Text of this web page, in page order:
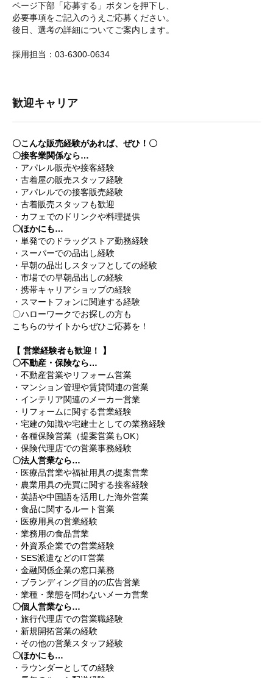
ページ下部「応募する」ボタンを押下し、
必要事項をご記入のうえご応募ください。
後日、選考の詳細についてご案内します。
採用担当：03-6300-0634
歓迎キャリア
〇こんな販売経験があれば、ぜひ！〇
〇接客業関係なら…
・アパレル販売や接客経験
・古着屋の販売スタッフ経験
・アパレルでの接客販売経験
・古着販売スタッフも歓迎
・カフェでのドリンクや料理提供
〇ほかにも…
・単発でのドラッグストア勤務経験
・スーパーでの品出し経験
・早朝の品出しスタッフとしての経験
・市場での早朝品出しの経験
・携帯キャリアショップの経験
・スマートフォンに関連する経験
〇ハローワークでお探しの方も
こちらのサイトからぜひご応募を！
【 営業経験者も歓迎！ 】
〇不動産・保険なら…
・不動産営業やリフォーム営業
・マンション管理や賃貸関連の営業
・インテリア関連のメーカー営業
・リフォームに関する営業経験
・宅建の知識や宅建士としての業務経験
・各種保険営業（提案営業もOK）
・保険代理店での営業事務経験
〇法人営業なら…
・医療品営業や福祉用具の提案営業
・農業用具の売買に関する接客経験
・英語や中国語を活用した海外営業
・食品に関するルート営業
・医療用具の営業経験
・業務用の食品営業
・外資系企業での営業経験
・SES派遣などのIT営業
・金融関係企業の窓口業務
・ブランディング目的の広告営業
・業種・業態を問わないメーカ営業
〇個人営業なら…
・旅行代理店での営業職経験
・新規開拓営業の経験
・その他の営業スタッフ経験
〇ほかにも…
・ラウンダーとしての経験